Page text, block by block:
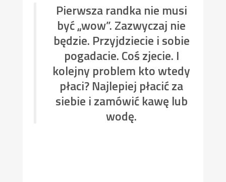
Pierwsza randka nie musi
być „wow”. Zazwyczaj nie
będzie. Przyjdziecie i sobie
pogadacie. Coś zjecie. I
kolejny problem kto wtedy
płaci? Najlepiej płacić za
siebie i zamówić kawę lub
wodę.